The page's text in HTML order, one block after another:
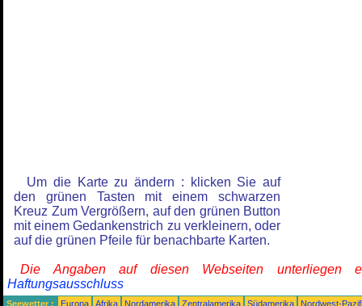
Um die Karte zu ändern : klicken Sie auf
den grünen Tasten mit einem schwarzen
Kreuz Zum Vergrößern, auf den grünen Button
mit einem Gedankenstrich zu verkleinern, oder
auf die grünen Pfeile für benachbarte Karten.
Die Angaben auf diesen Webseiten unterliegen
Haftungsausschluss
Seewetter : Europa Afrika Nordamerika Zentralamerika Südamerika
Nordwest-